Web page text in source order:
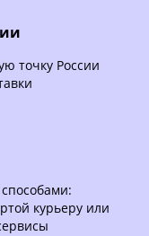
точку России
курьеру или